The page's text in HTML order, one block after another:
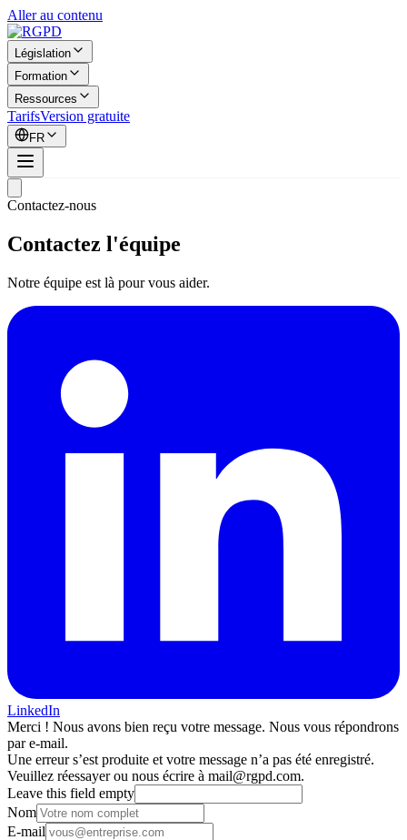
Aller au contenu
Législation
Formation
Ressources
TarifsVersion gratuite
FR
Contactez-nous
Contactez l'équipe
Notre équipe est là pour vous aider.
LinkedIn
Merci ! Nous avons bien reçu votre message. Nous vous répondrons
par e-mail.
Une erreur s’est produite et votre message n’a pas été enregistré.
Veuillez réessayer ou nous écrire à mail@rgpd.com.
Leave this field empty
Nom
E-mail